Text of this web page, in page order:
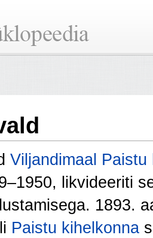
Viljandimaal Paistu
likvideeriti
1893.
Paistu kihelkonna